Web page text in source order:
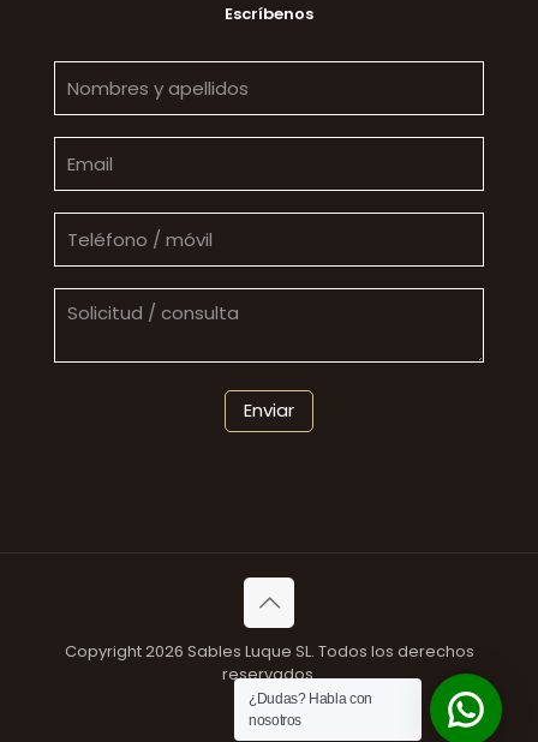
Escríbenos
Copyright 2026 Sables Luque SL. Todos los derechos
reservados.
¿Dudas? Habla con
nosotros